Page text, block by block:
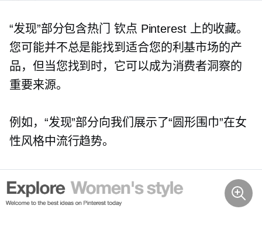
“发现”部分包含热门 钦点 Pinterest 上的收藏。
您可能并不总是能找到适合您的利基市场的产
品，但当您找到时，它可以成为消费者洞察的
重要来源。
例如，“发现”部分向我们展示了“圆形围巾”在女
性风格中流行趋势。